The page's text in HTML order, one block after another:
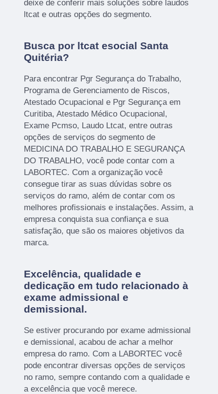
deixe de conferir mais soluções sobre laudos
ltcat e outras opções do segmento.
Busca por ltcat esocial Santa
Quitéria?
Para encontrar Pgr Segurança do Trabalho,
Programa de Gerenciamento de Riscos,
Atestado Ocupacional e Pgr Segurança em
Curitiba, Atestado Médico Ocupacional,
Exame Pcmso, Laudo Ltcat, entre outras
opções de serviços do segmento de
MEDICINA DO TRABALHO E SEGURANÇA
DO TRABALHO, você pode contar com a
LABORTEC. Com a organização você
consegue tirar as suas dúvidas sobre os
serviços do ramo, além de contar com os
melhores profissionais e instalações. Assim, a
empresa conquista sua confiança e sua
satisfação, que são os maiores objetivos da
marca.
Excelência, qualidade e
dedicação em tudo relacionado à
exame admissional e
demissional.
Se estiver procurando por exame admissional
e demissional, acabou de achar a melhor
empresa do ramo. Com a LABORTEC você
pode encontrar diversas opções de serviços
no ramo, sempre contando com a qualidade e
a excelência que você merece.